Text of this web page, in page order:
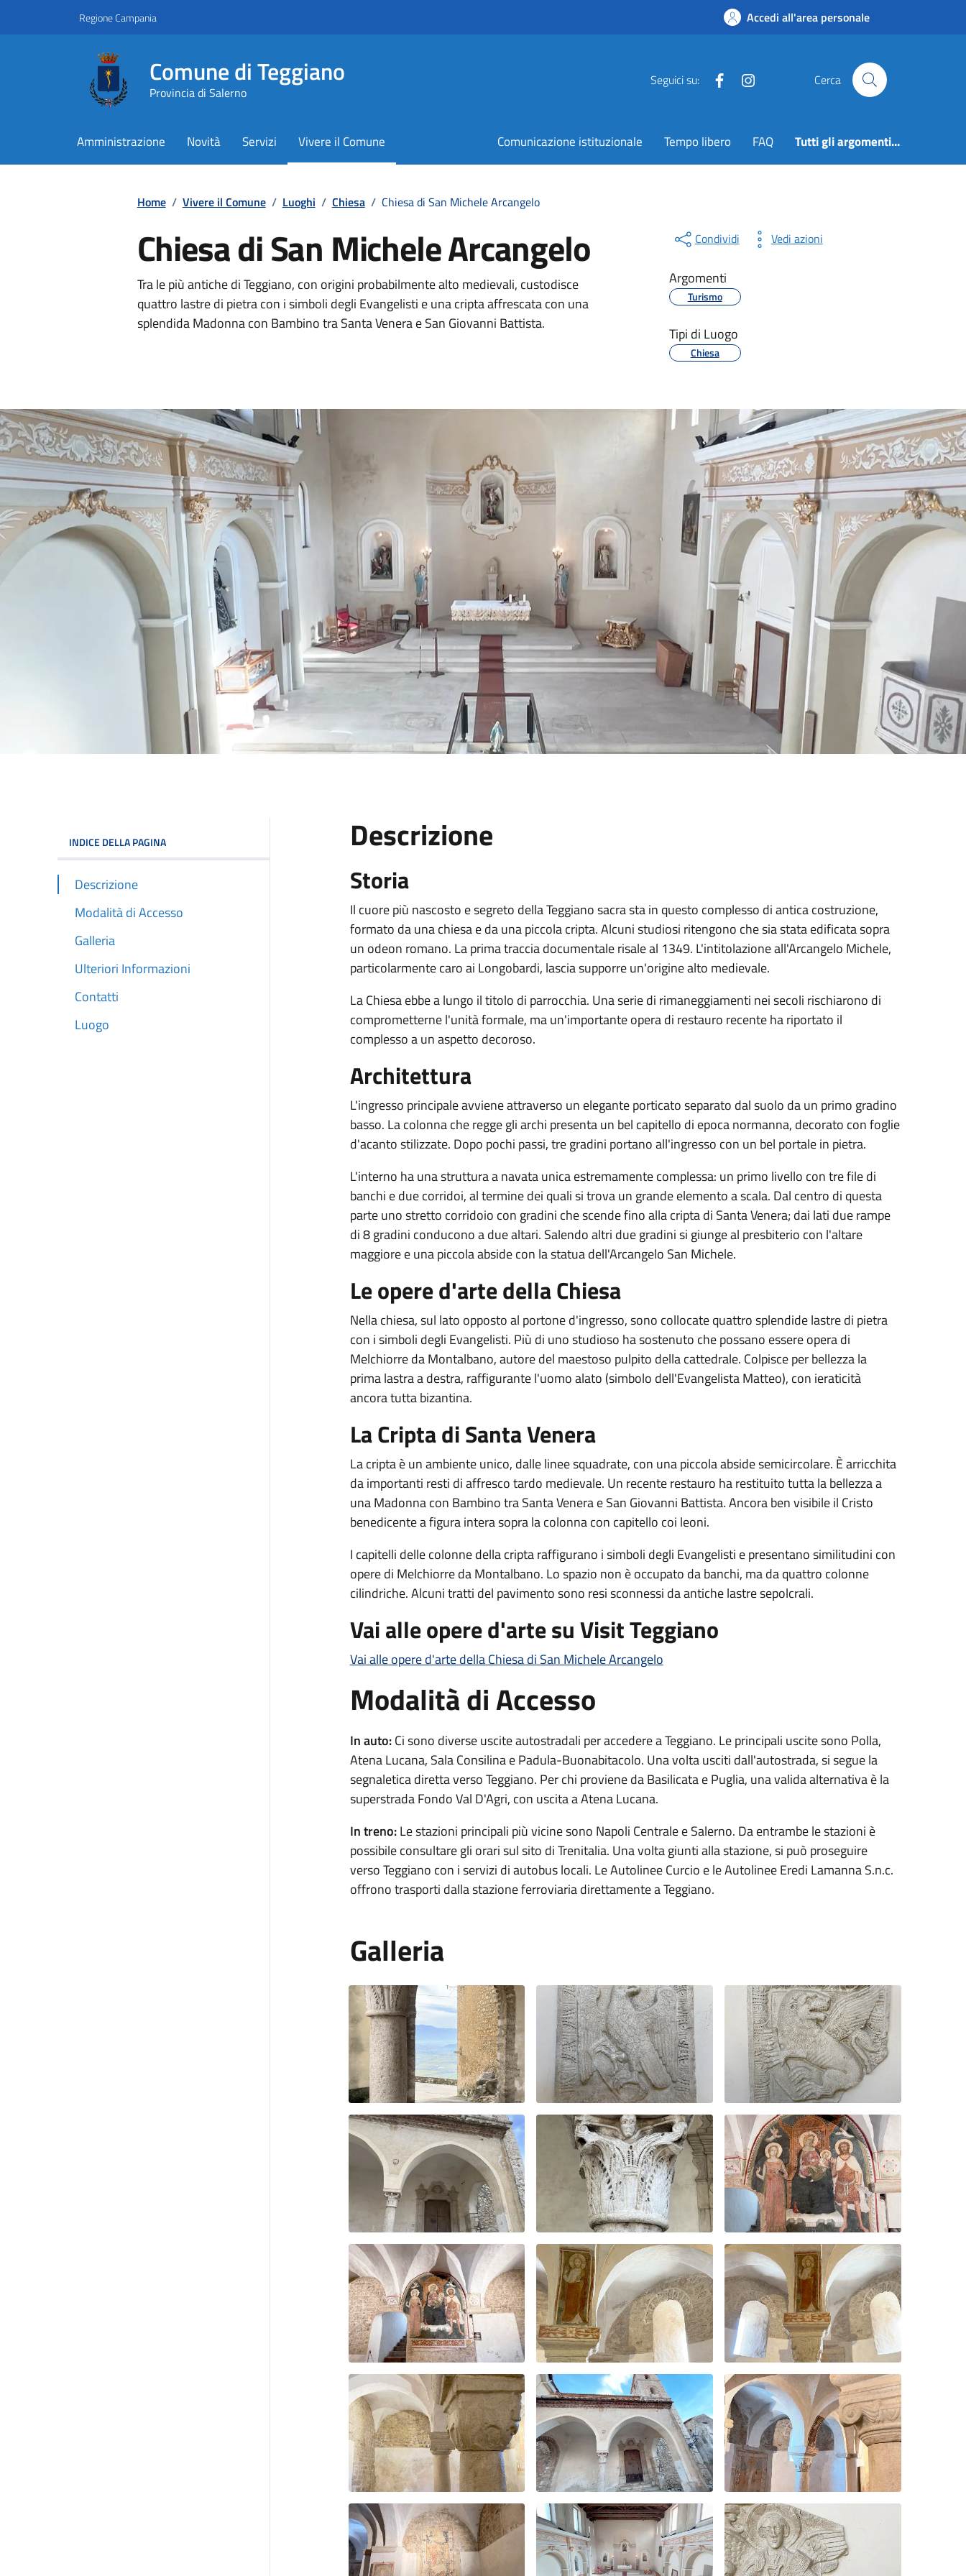
Regione Campania Accedi all'area personale
Comune di Teggiano
Provincia di Salerno
Seguici su: Facebook Cerca
Amministrazione Novità Servizi Vivere il Comune Comunicazione istituzionale Tempo libero FAQ Tutti gli argomenti...
Home / Vivere il Comune / Luoghi / Chiesa / Chiesa di San Michele Arcangelo
Chiesa di San Michele Arcangelo
Tra le più antiche di Teggiano, con origini probabilmente alto medievali, custodisce
quattro lastre di pietra con i simboli degli Evangelisti e una cripta affrescata con una
splendida Madonna con Bambino tra Santa Venera e San Giovanni Battista.
Condividi Vedi azioni
Argomenti
Turismo
Tipi di Luogo
Chiesa
INDICE DELLA PAGINA
Descrizione
Modalità di Accesso
Galleria
Ulteriori Informazioni
Contatti
Luogo
Descrizione
Storia
Il cuore più nascosto e segreto della Teggiano sacra sta in questo complesso di antica costruzione,
formato da una chiesa e da una piccola cripta. Alcuni studiosi ritengono che sia stata edificata sopra
un odeon romano. La prima traccia documentale risale al 1349. L'intitolazione all'Arcangelo Michele,
particolarmente caro ai Longobardi, lascia supporre un'origine alto medievale.
La Chiesa ebbe a lungo il titolo di parrocchia. Una serie di rimaneggiamenti nei secoli rischiarono di
comprometterne l'unità formale, ma un'importante opera di restauro recente ha riportato il
complesso a un aspetto decoroso.
Architettura
L'ingresso principale avviene attraverso un elegante porticato separato dal suolo da un primo gradino
basso. La colonna che regge gli archi presenta un bel capitello di epoca normanna, decorato con foglie
d'acanto stilizzate. Dopo pochi passi, tre gradini portano all'ingresso con un bel portale in pietra.
L'interno ha una struttura a navata unica estremamente complessa: un primo livello con tre file di
banchi e due corridoi, al termine dei quali si trova un grande elemento a scala. Dal centro di questa
parte uno stretto corridoio con gradini che scende fino alla cripta di Santa Venera; dai lati due rampe
di 8 gradini conducono a due altari. Salendo altri due gradini si giunge al presbiterio con l'altare
maggiore e una piccola abside con la statua dell'Arcangelo San Michele.
Le opere d'arte della Chiesa
Nella chiesa, sul lato opposto al portone d'ingresso, sono collocate quattro splendide lastre di pietra
con i simboli degli Evangelisti. Più di uno studioso ha sostenuto che possano essere opera di
Melchiorre da Montalbano, autore del maestoso pulpito della cattedrale. Colpisce per bellezza la
prima lastra a destra, raffigurante l'uomo alato (simbolo dell'Evangelista Matteo), con ieraticità
ancora tutta bizantina.
La Cripta di Santa Venera
La cripta è un ambiente unico, dalle linee squadrate, con una piccola abside semicircolare. È arricchita
da importanti resti di affresco tardo medievale. Un recente restauro ha restituito tutta la bellezza a
una Madonna con Bambino tra Santa Venera e San Giovanni Battista. Ancora ben visibile il Cristo
benedicente a figura intera sopra la colonna con capitello coi leoni.
I capitelli delle colonne della cripta raffigurano i simboli degli Evangelisti e presentano similitudini con
opere di Melchiorre da Montalbano. Lo spazio non è occupato da banchi, ma da quattro colonne
cilindriche. Alcuni tratti del pavimento sono resi sconnessi da antiche lastre sepolcrali.
Vai alle opere d'arte su Visit Teggiano
Vai alle opere d'arte della Chiesa di San Michele Arcangelo
Modalità di Accesso
In auto:Ci sono diverse uscite autostradali per accedere a Teggiano. Le principali uscite sono Polla,
Atena Lucana, Sala Consilina e Padula-Buonabitacolo. Una volta usciti dall'autostrada, si segue la
segnaletica diretta verso Teggiano. Per chi proviene da Basilicata e Puglia, una valida alternativa è la
superstrada Fondo Val D'Agri, con uscita a Atena Lucana.
In treno:Le stazioni principali più vicine sono Napoli Centrale e Salerno. Da entrambe le stazioni è
possibile consultare gli orari sul sito di Trenitalia. Una volta giunti alla stazione, si può proseguire
verso Teggiano con i servizi di autobus locali. Le Autolinee Curcio e le Autolinee Eredi Lamanna S.n.c.
offrono trasporti dalla stazione ferroviaria direttamente a Teggiano.
Galleria